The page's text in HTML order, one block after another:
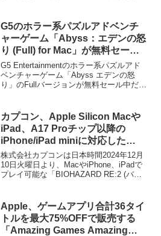
ら。
G5のホラー系パズルアドベンチ
ャーゲーム「Abyss：エデンの怒
り (Full) for Mac」が無料セール
中
G5 Entertainmentのホラー系パズルアド
ベンチャーゲーム「Abyss エデンの怒
り」のFullバージョンが無料セール中だそ
カプコン、Apple Silicon Macや
iPad、A17 Proチップ以降の
iPhone/iPad miniに対応した
「BIOHAZARD RE:2」を990円
で販売する発売記念セールを12月
10日から開催。他のバイオハザー
始。
株式会社カプコンは日本時間2024年12月
10日火曜日より、MacやiPhone、iPadで
プレイ可能な「BIOHAZARD RE:2 (バイ
発売記念セールを12月10日から開催する
そうです。
Apple、ゲームアプリ合計36タイ
トルを最大75%OFFで販売する
「Amazing Games Amazing